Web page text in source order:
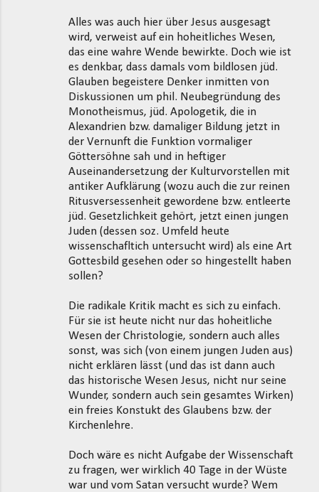
Alles was auch hier über Jesus ausgesagt
wird, verweist auf ein hoheitliches Wesen,
das eine wahre Wende bewirkte. Doch wie ist
es denkbar, dass damals vom bildlosen jüd.
Glauben begeistere Denker inmitten von
Diskussionen um phil. Neubegründung des
Monotheismus, jüd. Apologetik, die in
Alexandrien bzw. damaliger Bildung jetzt in
der Vernunft die Funktion vormaliger
Göttersöhne sah und in heftiger
Auseinandersetzung der Kulturvorstellen mit
antiker Aufklärung (wozu auch die zur reinen
Ritusversessenheit gewordene bzw. entleerte
jüd. Gesetzlichkeit gehört, jetzt einen jungen
Juden (dessen soz. Umfeld heute
wissenschafltich untersucht wird) als eine Art
Gottesbild gesehen oder so hingestellt haben
sollen?
Die radikale Kritik macht es sich zu einfach.
Für sie ist heute nicht nur das hoheitliche
Wesen der Christologie, sondern auch alles
sonst, was sich (von einem jungen Juden aus)
nicht erklären lässt (und das ist dann auch
das historische Wesen Jesus, nicht nur seine
Wunder, sondern auch sein gesamtes Wirken)
ein freies Konstukt des Glaubens bzw. der
Kirchenlehre.
Doch wäre es nicht Aufgabe der Wissenschaft
zu fragen, wer wirklich 40 Tage in der Wüste
war und vom Satan versucht wurde? Wem